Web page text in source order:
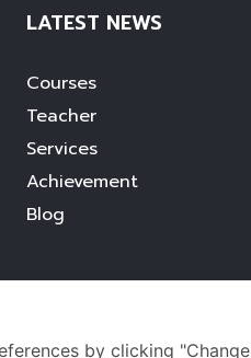
LATEST NEWS
Courses
Teacher
Services
Achievement
Blog
by clicking "Change